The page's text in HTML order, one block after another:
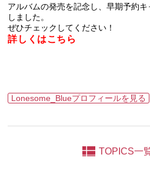
アルバムの発売を記念し、早期予約
しました。
ぜひチェックしてください！
詳しくはこちら
Lonesome_Blueプロフィールを見る
TOPICS一